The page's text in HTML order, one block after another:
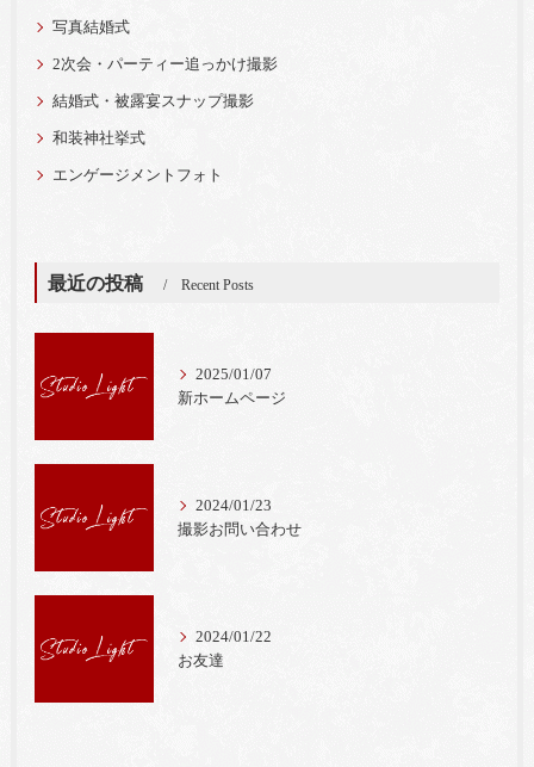
写真結婚式
2次会・パーティー追っかけ撮影
結婚式・被露宴スナップ撮影
和装神社挙式
エンゲージメントフォト
最近の投稿 Recent Posts
2025/01/07
新ホームページ
2024/01/23
撮影お問い合わせ
2024/01/22
お友達